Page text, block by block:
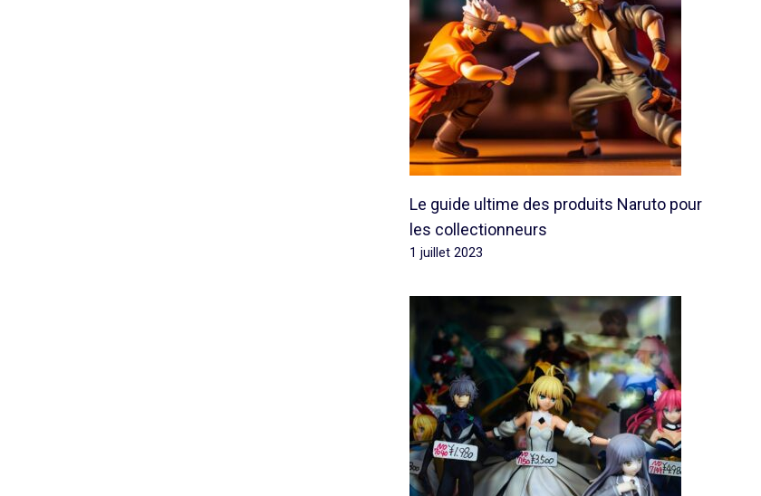
Le guide ultime des produits Naruto pour
les collectionneurs
1 juillet 2023